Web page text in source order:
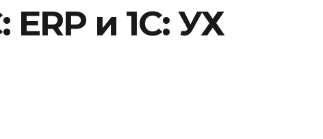
и 1С: УХ